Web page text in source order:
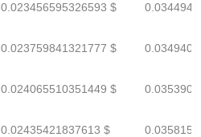
0.023456595326593 $
0.023759841321777 $
0.024065510351449 $
0.02435421837613 $